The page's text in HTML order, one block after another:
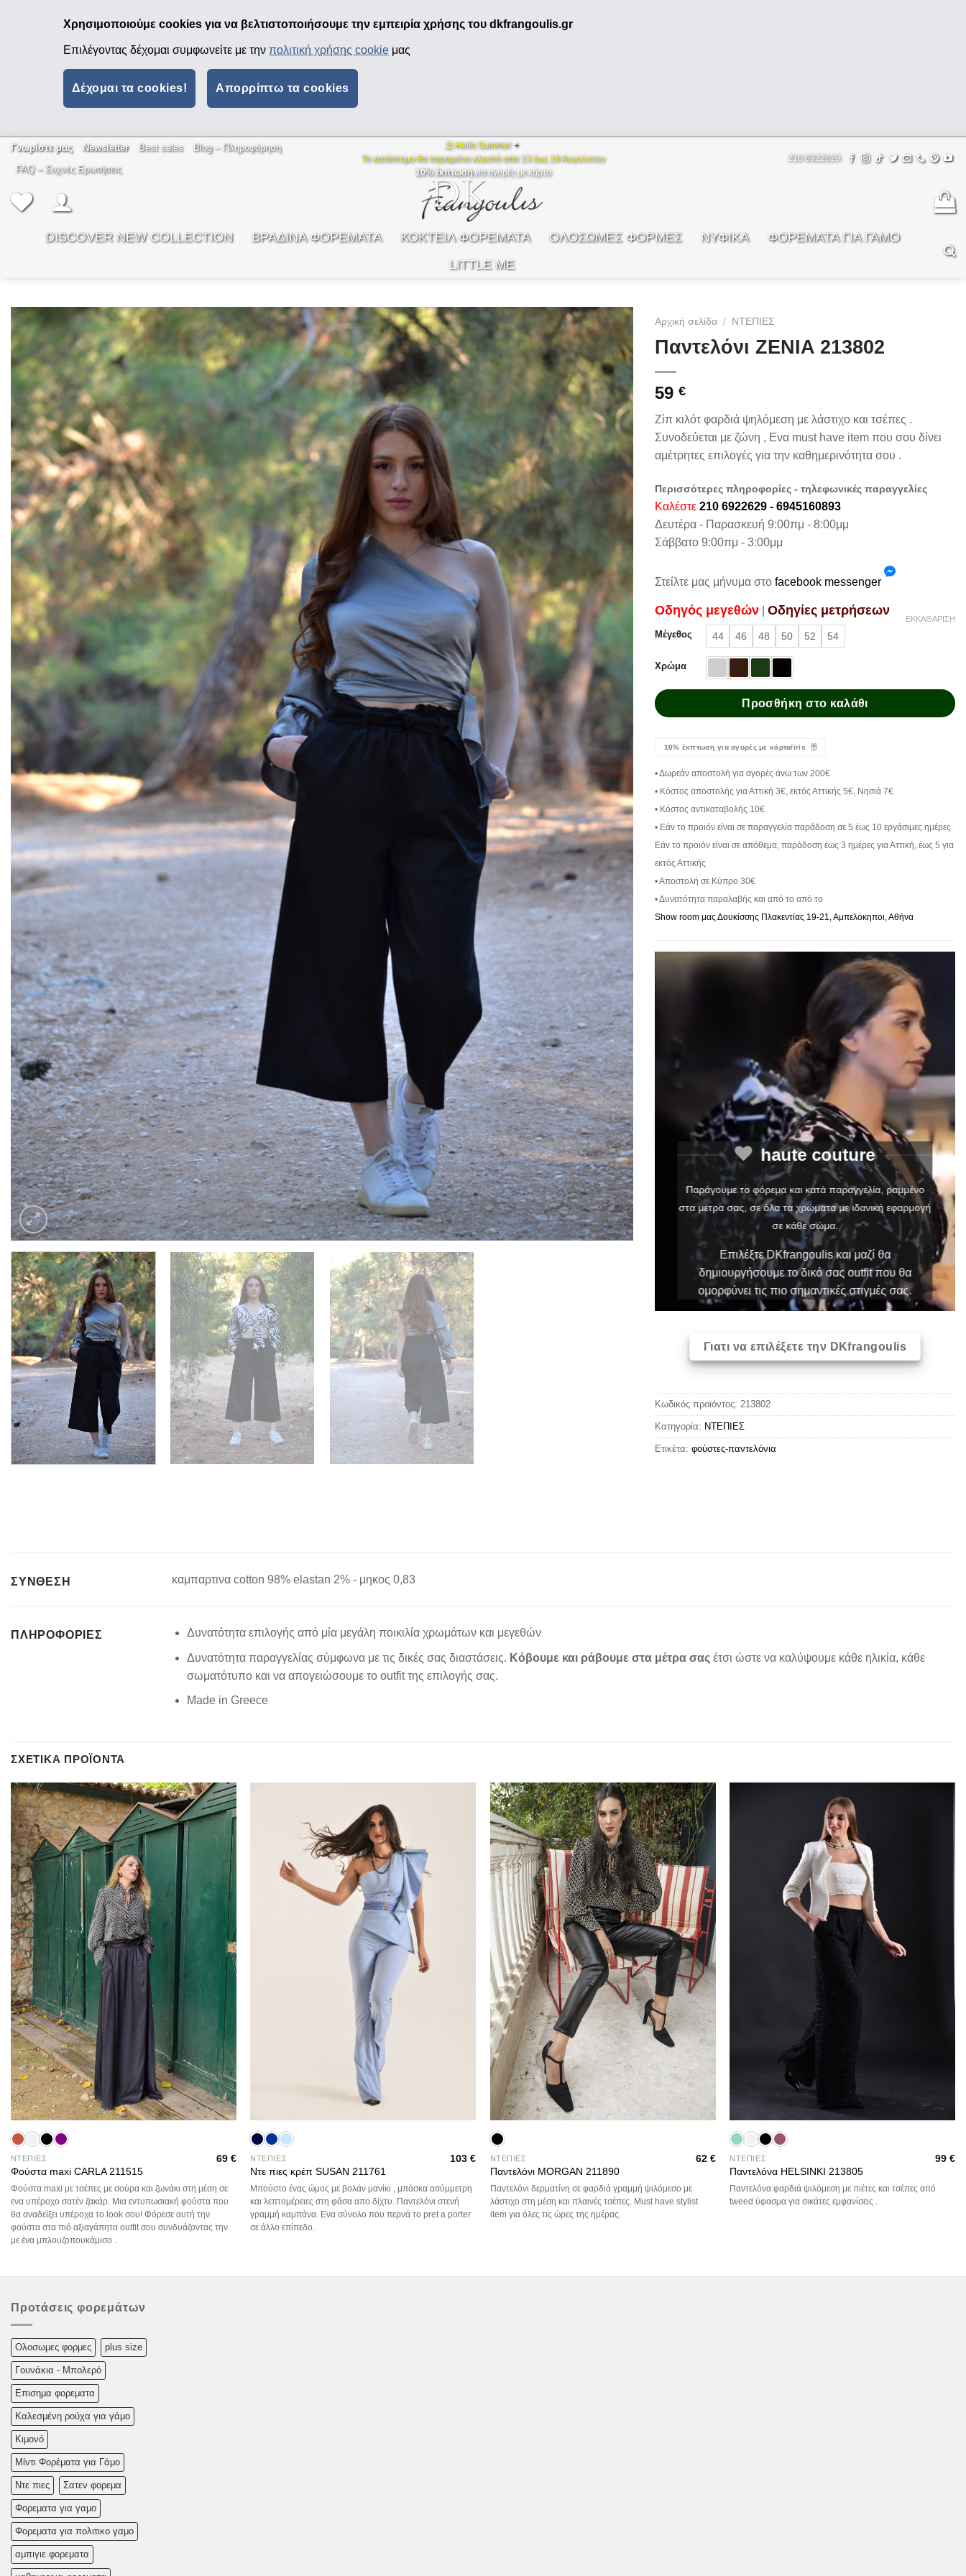
Χρησιμοποιούμε cookies για να βελτιστοποιήσουμε την εμπειρία χρήσης του dkfrangoulis.gr
Επιλέγοντας δέχομαι συμφωνείτε με την πολιτική χρήσης cookie μας
Δέχομαι τα cookies! Απορρίπτω τα cookies
Μετάβαση
Γνωρίστε μας Newsletter Best sales
Βlog – Πληροφόρηση
FAQ – Συχνές Ερωτήσεις
⛱ Hello Summer ☀️
Το κατάστημα θα παραμείνει κλειστό απο 13 έως 18 Αυγούστου
10% έκπτωσηγια αγορές με κάρτα
210 6922629
DISCOVER NEW COLLECTION ΒΡΑΔΙΝΑ ΦΟΡΕΜΑΤΑ ΚΟΚΤΕΙΛ ΦΟΡΕΜΑΤΑ ΟΛΟΣΩΜΕΣ ΦΟΡΜΕΣ ΝΥΦΙΚΑ
ΦOΡΕΜΑΤΑ ΓΙΑ ΓΑΜΟ
LITTLE ME
Add to
wishlist
Αρχική σελίδα / ΝΤΕΠΙΕΣ
Παντελόνι ZENIA 213802
59 €
Ζίπ κιλότ φαρδιά ψηλόμεση με λάστιχο και τσέπες .
Συνοδεύεται με ζώνη , Ενα must have item που σου δίνει
αμέτρητες επιλογές για την καθημερινότητα σου .
Περισσότερες πληροφορίες - τηλεφωνικές παραγγελίες
Καλέστε 210 6922629 - 6945160893
Δευτέρα - Παρασκευή 9:00πμ - 8:00μμ
Σάββατο 9:00πμ - 3:00μμ
Στείλτε μας μήνυμα στο facebook messenger
Oδηγός μεγεθών Oδηγίες μετρήσεων
Μέγεθος 44 46 48 50 52 54
Χρώμα
ΕΚΚΑΘΆΡΙΣΗ
Προσθήκη στο καλάθι
10% έκπτωση για αγορές με κάρτα/iris
• Δωρεάν αποστολή για αγορές άνω των 200€
• Κόστος αποστολής για Αττική 3€, εκτός Αττικής 5€, Νησιά 7€
• Κόστος αντικαταβολής 10€
• Εάν το προιόν είναι σε παραγγελία παράδοση σε 5 έως 10 εργάσιμες ημέρες.
Εάν το προιόν είναι σε απόθεμα, παράδοση έως 3 ημέρες για Αττική, έως 5 για
εκτός Αττικής
• Αποστολή σε Κύπρο 30€
• Δυνατότητα παραλαβής και από το από το
Show room μας Δουκίσσης Πλακεντίας 19-21, Αμπελόκηποι, Αθήνα
haute couture
Παράγουμε το φόρεμα και κατά παραγγελία, ραμμένο
στα μέτρα σας, σε όλα τα χρώματα με ιδανική εφαρμογή
σε κάθε σώμα.
Επιλέξτε DKfrangoulis και μαζί θα
δημιουργήσουμε το δικό σας outfit που θα
ομορφύνει τις πιο σημαντικές στιγμές σας.
Γιατι να επιλέξετε την DKfrangoulis
Κωδικός προϊόντος: 213802
Κατηγορία: ΝΤΕΠΙΕΣ
Ετικέτα: φούστες-παντελόνια
ΣΥΝΘΕΣΗ καμπαρτινα cotton 98% elastan 2% - μηκος 0,83
ΠΛΗΡΟΦΟΡΊΕΣ Δυνατότητα επιλογής από μία μεγάλη ποικιλία χρωμάτων και μεγεθών
Δυνατότητα παραγγελίας σύμφωνα με τις δικές σας διαστάσεις. Κόβουμε και ράβουμε στα μέτρα σας έτσι ώστε να καλύψουμε κάθε ηλικία, κάθε
σωματότυπο και να απογειώσουμε το outfit της επιλογής σας.
Made in Greece
ΣΧΕΤΙΚΆ ΠΡΟΪΌΝΤΑ
Add to
+
ΝΤΕΠΙΕΣ
Φούστα maxi CARLA 211515
69 €
Φούστα maxi με τσέπες με σούρα και ζωνάκι στη μέση σε
ενα υπέροχο σατέν ζακάρ. Μια εντυπωσιακή φούστα που
θα αναδείξει υπέροχα το look σου! Φόρεσε αυτή την
φούστα στα πιό αξιαγάπητα outfit σου συνδυάζοντας την
με ένα μπλουζοπουκάμισο .
ΝΤΕΠΙΕΣ
Ντε πιες κρέπ SUSAN 211761
103€
Μπούστο ένας ώμος με βολάν μανίκι , μπάσκα ασύμμετρη
και λεπτομέρειες στη φάσα απο δίχτυ. Παντελόνι στενή
γραμμή καμπάνα. Ενα σύνολο που περνά το pret a porter
σε άλλο επίπεδο.
Add to
wishlist
+
ΝΤΕΠΙΕΣ
Παντελόνι MORGAN 211890
62 €
Παντελόνι δερματίνη σε φαρδιά γραμμή ψιλόμεσο με
λάστιχο στη μέση και πλαινές τσέπες. Must have stylist
item για όλες τις ώρες της ημέρας.
ΝΤΕΠΙΕΣ
Παντελόνα HELSINKI 213805
99€
Παντελόνα φαρδιά ψιλόμεση με πιέτες και τσέπες από
tweed ύφασμα για σικάτες εμφανίσεις .
Προτάσεις φορεμάτων
Oλoσωμες φoρμες plus size
Γουνάκια - Μπολερό
Επισημα φορεματα
Καλεσμένη ρούχα για γάμο
Κιμονό
Μίντι Φορέματα για Γάμο
Ντε πιες Σατεν φορεμα
Φορεματα για γαμο
Φορεματα για πολιτικο γαμο
αμπιγιε φορεματα